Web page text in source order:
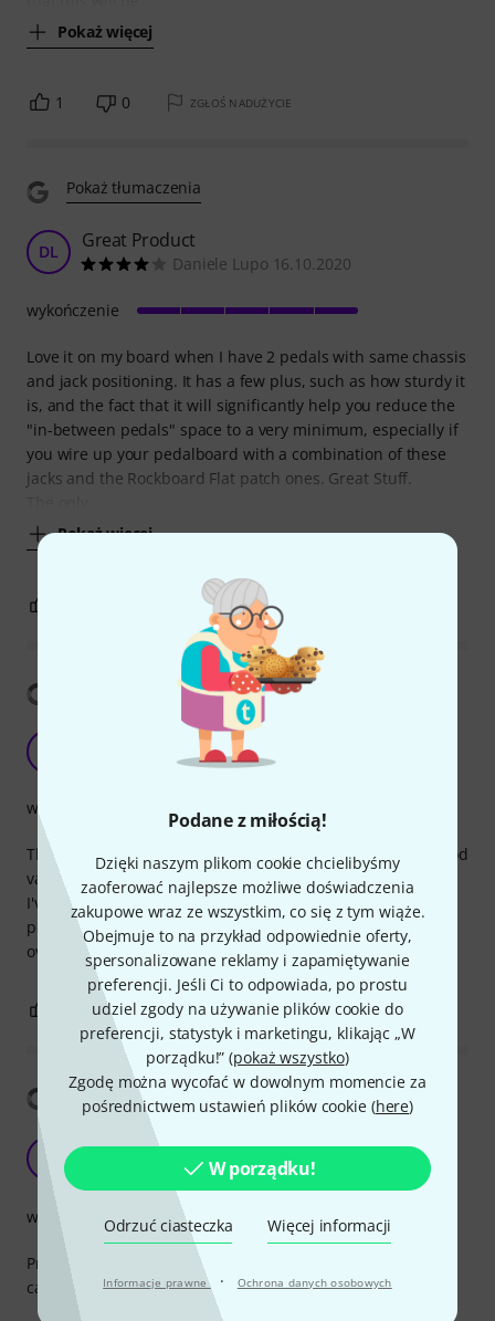
Podane z miłością!
Dzięki naszym plikom cookie chcielibyśmy
zaoferować najlepsze możliwe doświadczenia
zakupowe wraz ze wszystkim, co się z tym wiąże.
Obejmuje to na przykład odpowiednie oferty,
spersonalizowane reklamy i zapamiętywanie
preferencji. Jeśli Ci to odpowiada, po prostu
udziel zgody na używanie plików cookie do
preferencji, statystyk i marketingu, klikając „W
porządku!” (pokaż wszystko)
Zgodę można wycofać w dowolnym momencie za
pośrednictwem ustawień plików cookie (here)
W porządku!
Odrzuć ciasteczka Więcej informacji
Informacje prawne · Ochrona danych osobowych
Pokaż więcej
1 0 ZGŁOŚ NADUŻYCIE
Pokaż tłumaczenia
DL Great Product
Daniele Lupo 16.10.2020
Love it on my board when I have 2 pedals with same chassis
and jack positioning. It has a few plus, such as how sturdy it
is, and the fact that it will significantly help you reduce the
"in-between pedals" space to a very minimum, especially if
you wire up your pedalboard with a combination of these
jacks and the Rockboard Flat patch ones. Great Stuff.
Pokaż więcej
wykończenie
ZGŁOŚ NADUŻYCIE
Pokaż tłumaczenia
Veil Leaves 26.03.2026
The Rockboard S-Connector works really well and gives good
value for what you pay. It doesn't give any noise as far as
I've noticed. A good thing to keep in mind is to connect it to
pedals of the same height, otherwise they will lean a little.
overall a good, cheap connector
wykończenie
0 ZGŁOŚ NADUŻYCIE
Pokaż tłumaczenia
Excellent quality, may be useful
Michael9841 22.03.2020
Pros - this is ruggedly built, low resistance & low
capacitance (I've tested it with a meter).
wykończenie